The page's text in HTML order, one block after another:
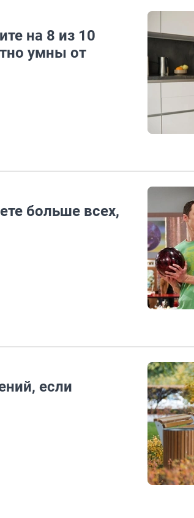
на 8 из 10
умны от
больше всех,
если